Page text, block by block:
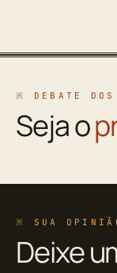
※ DEBATE
Seja o
※ SUA
Deixe